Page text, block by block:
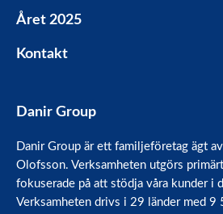
Året 2025
Kontakt
Danir Group
Danir Group är ett familjeföretag ägt
Olofsson. Verksamheten utgörs
fokuserade på att stödja våra kunder i
Verksamheten drivs i 29 länder med 9